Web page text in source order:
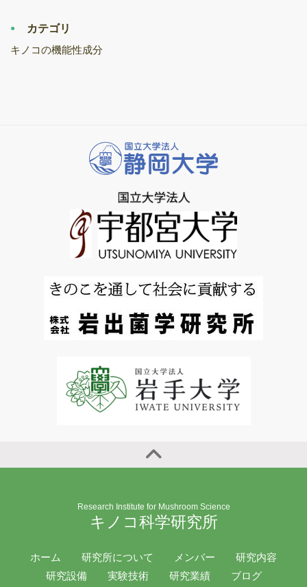
カテゴリ
キノコの機能性成分
Research Institute for Mushroom Science
キノコ科学研究所
ホーム 研究所について メンバー
研究内容
研究設備
実験技術 研究業績 ブログ